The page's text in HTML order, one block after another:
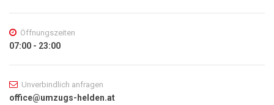
Öffnungszeiten
07:00 - 23:00
Unverbindlich anfragen
office@umzugs-helden.at